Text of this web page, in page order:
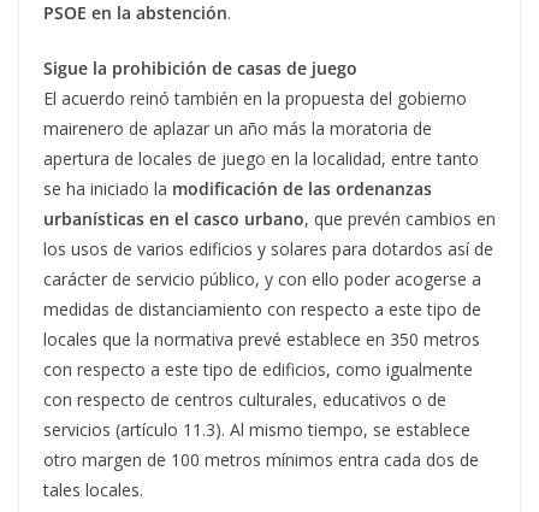
PSOE en la abstención.
Sigue la prohibición de casas de juego
El acuerdo reinó también en la propuesta del gobierno
mairenero de aplazar un año más la moratoria de
apertura de locales de juego en la localidad, entre tanto
se ha iniciado la modificación de las ordenanzas
urbanísticas en el casco urbano, que prevén cambios en
los usos de varios edificios y solares para dotardos así de
carácter de servicio público, y con ello poder acogerse a
medidas de distanciamiento con respecto a este tipo de
locales que la normativa prevé establece en 350 metros
con respecto a este tipo de edificios, como igualmente
con respecto de centros culturales, educativos o de
servicios (artículo 11.3). Al mismo tiempo, se establece
otro margen de 100 metros mínimos entra cada dos de
tales locales.